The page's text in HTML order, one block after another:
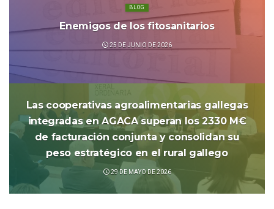
BLOG
Enemigos de los fitosanitarios
25 DE JUNIO DE 2026
Las cooperativas agroalimentarias gallegas
integradas en AGACA superan los 2330 M€
de facturación conjunta y consolidan su
peso estratégico en el rural gallego
29 DE MAYO DE 2026